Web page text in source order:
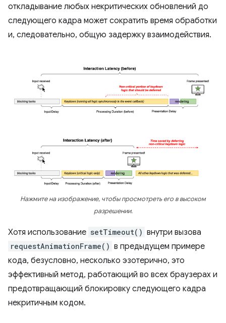
откладывание любых некритических обновлений до
следующего кадра может сократить время обработки
и, следовательно, общую задержку взаимодействия.
Нажмите на изображение, чтобы просмотреть его в высоком
разрешении.
Хотя использование setTimeout() внутри вызова
requestAnimationFrame() в предыдущем примере
кода, безусловно, несколько эзотерично, это
эффективный метод, работающий во всех браузерах и
предотвращающий блокировку следующего кадра
некритичным кодом.